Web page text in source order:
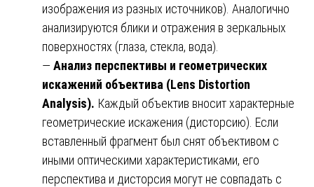
изображения из разных источников). Аналогично
анализируются блики и отражения в зеркальных
поверхностях (глаза, стекла, вода).
—Анализ перспективы и геометрических
искажений объектива (Lens Distortion
Analysis). Каждый объектив вносит характерные
геометрические искажения (дисторсию). Если
вставленный фрагмент был снят объективом с
иными оптическими характеристиками, его
перспектива и дисторсия могут не совпадать с